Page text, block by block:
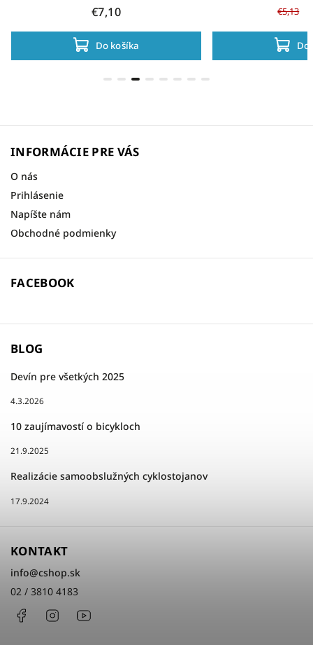
€7,10
Do košíka
€5,13
Do
INFORMÁCIE PRE VÁS
O nás
Prihlásenie
Napíšte nám
Obchodné podmienky
FACEBOOK
BLOG
Devín pre všetkých 2025
4.3.2026
10 zaujímavostí o bicykloch
21.9.2025
Realizácie samoobslužných cyklostojanov
17.9.2024
KONTAKT
info@cshop.sk
02 / 3810 4183
FacebookInstagram